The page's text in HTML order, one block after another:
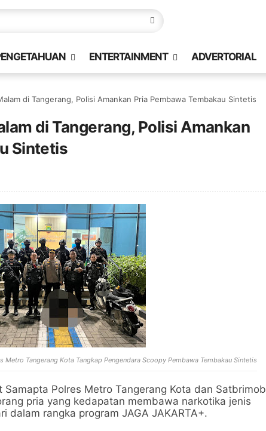
ENTERTAINMENT ADVERTORIAL
di Tangerang, Polisi Amankan Pria Pembawa Tembakau Sintetis
di Tangerang, Polisi Amankan
Sintetis
Tangerang Kota Tangkap Pengendara Scoopy Pembawa Tembakau Sintetis
Samapta Polres Metro Tangerang Kota dan Satbrimob
pria yang kedapatan membawa narkotika jenis
dalam rangka program JAGA JAKARTA+.